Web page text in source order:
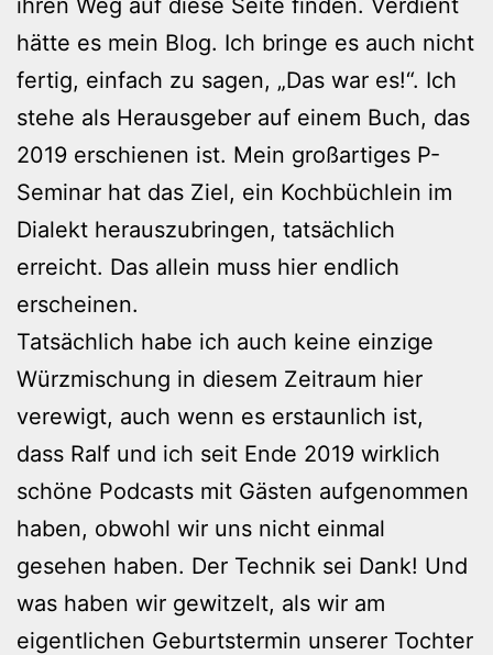
hätte es mein Blog. Ich bringe es auch nicht
fertig, einfach zu sagen, „Das war es!“. Ich
stehe als Herausgeber auf einem Buch, das
2019 erschienen ist. Mein großartiges P-
Seminar hat das Ziel, ein Kochbüchlein im
Dialekt herauszubringen, tatsächlich
erreicht. Das allein muss hier endlich
erscheinen.
Tatsächlich habe ich auch keine einzige
Würzmischung in diesem Zeitraum hier
verewigt, auch wenn es erstaunlich ist,
dass Ralf und ich seit Ende 2019 wirklich
schöne Podcasts mit Gästen aufgenommen
haben, obwohl wir uns nicht einmal
gesehen haben. Der Technik sei Dank! Und
was haben wir gewitzelt, als wir am
eigentlichen Geburtstermin unserer Tochter